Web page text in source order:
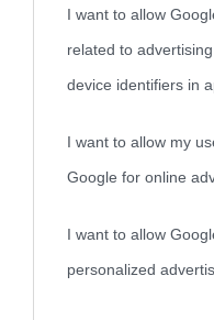
I want to allow
related to
device identifiers in
I want to allow my
Google for online
I want to allow
personalized
Cultura è un blog del sito
come Affiliato Amazon il